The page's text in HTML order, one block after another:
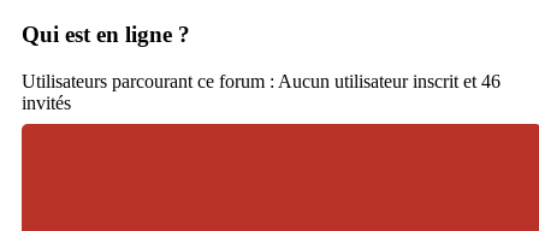
Qui est en ligne ?
Utilisateurs parcourant ce forum : Aucun utilisateur inscrit et 46
invités